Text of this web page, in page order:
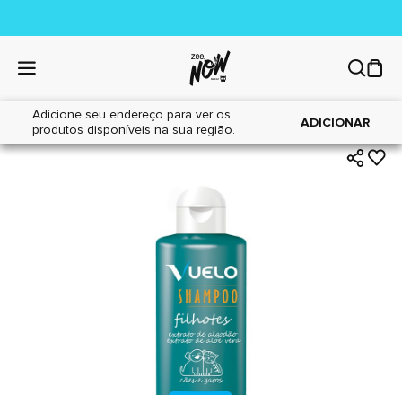
Adicione seu endereço para ver os
produtos disponíveis na sua região.
ADICIONAR
Home|Cães|Higiene